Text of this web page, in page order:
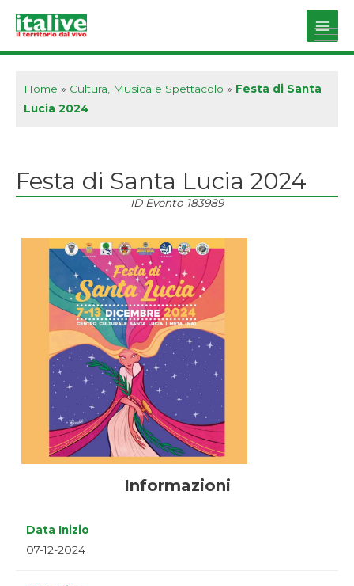
Main
Home » Cultura, Musica e Spettacolo » Festa di Santa
Lucia 2024
Festa di Santa Lucia 2024
ID Evento 183989
Informazioni
Data Inizio
07-12-2024